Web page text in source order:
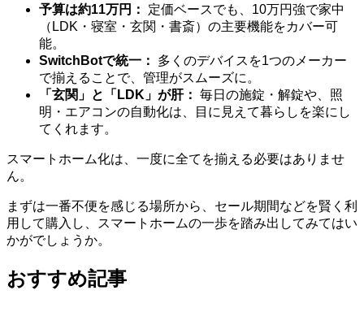
予算は約11万円：
定価ベースでも、10万円強で家中
（LDK・寝室・玄関・書斎）の主要機能をカバー可
能。
SwitchBotで統一：
多くのデバイスを1つのメーカー
で揃えることで、管理がスムーズに。
「玄関」と「LDK」が肝： 毎日の施錠・解錠や、照
明・エアコンの自動化は、目に見えて暮らしを楽にし
てくれます。
スマートホーム化は、一度に全てを揃える必要はありませ
ん。
まずは一番不便を感じる場所から、セール期間などを賢く利
用して購入し、スマートホームの一歩を踏み出してみてはい
かがでしょうか。
おすすめ記事